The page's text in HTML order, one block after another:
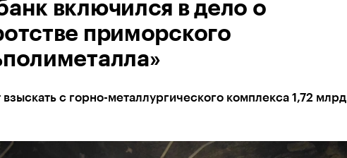
включился в дело о
приморского
взыскать с горно-металлургического комплекса 1,72 млрд